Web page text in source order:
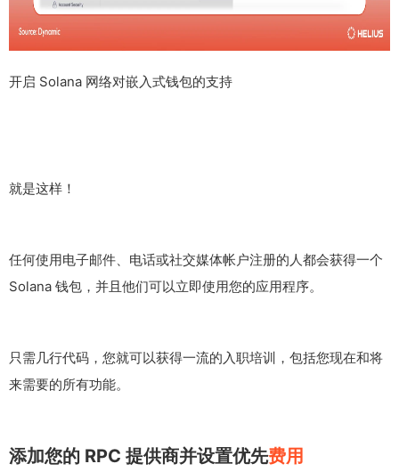
开启 Solana 网络对嵌入式钱包的支持
就是这样！
任何使用电子邮件、电话或社交媒体帐户注册的人都会获得一个
Solana 钱包，并且他们可以立即使用您的应用程序。
只需几行代码，您就可以获得一流的入职培训，包括您现在和将
来需要的所有功能。
添加您的 RPC 提供商并设置优先费用